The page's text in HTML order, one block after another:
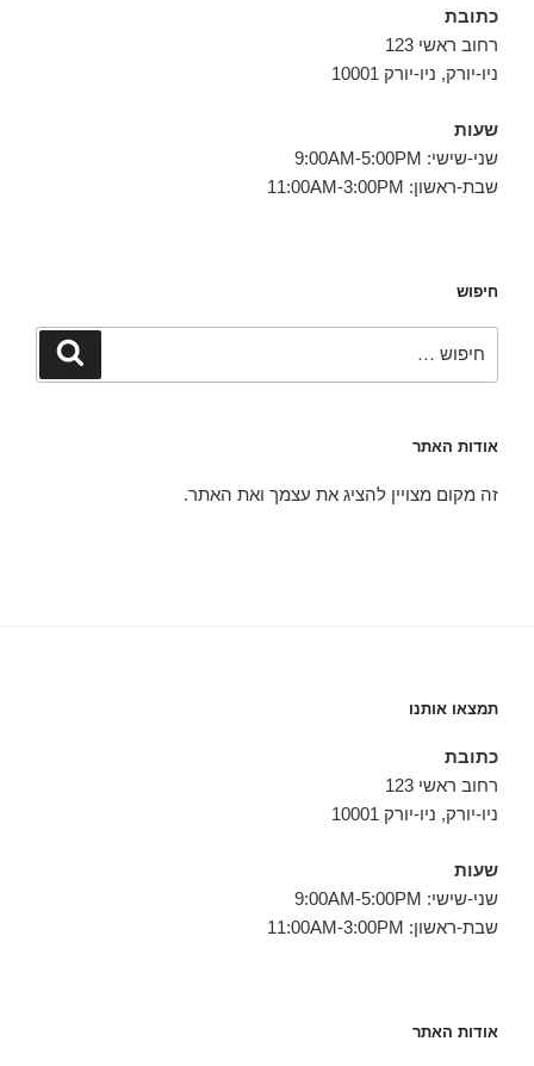
כתובת
רחוב ראשי 123
ניו-יורק, ניו-יורק 10001
שעות
שני-שישי: 9:00AM-5:00PM
שבת-ראשון: 11:00AM-3:00PM
חיפוש
אודות האתר
זה מקום מצויין להציג את עצמך ואת האתר.
תמצאו אותנו
כתובת
רחוב ראשי 123
ניו-יורק, ניו-יורק 10001
שעות
שני-שישי: 9:00AM-5:00PM
שבת-ראשון: 11:00AM-3:00PM
אודות האתר